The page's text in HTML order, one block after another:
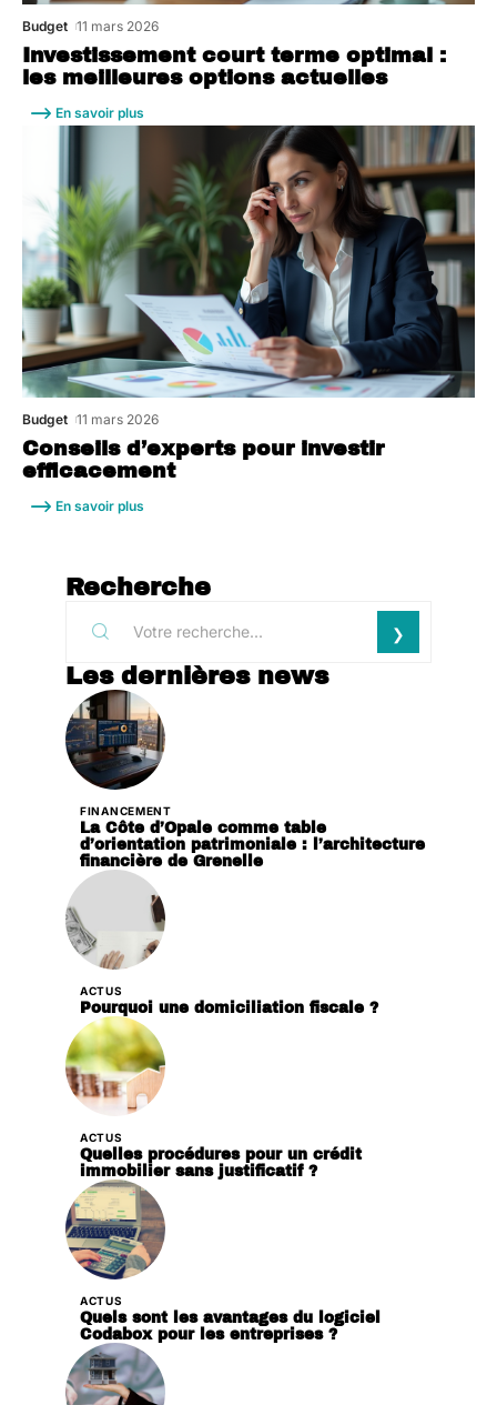
Investissement court terme optimal :
les meilleures options actuelles
Budget 11 mars 2026
En savoir plus
Conseils d’experts pour investir
efficacement
Budget 11 mars 2026
En savoir plus
Recherche
Les dernières news
FINANCEMENT
La Côte d’Opale comme table
d’orientation patrimoniale : l’architecture
financière de Grenelle
ACTUS
Pourquoi une domiciliation fiscale ?
ACTUS
Quelles procédures pour un crédit
immobilier sans justificatif ?
ACTUS
Quels sont les avantages du logiciel
Codabox pour les entreprises ?